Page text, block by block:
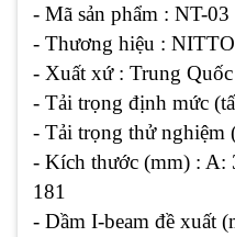
- Mã sản phẩm : NT-03
- Thương hiệu : NITTO
- Xuất xứ : Trung Quốc
- Tải trọng định mức
- Tải trọng thử nghiệm
- Kích thước (mm) : A:
181
- Dầm I-beam đề xuất